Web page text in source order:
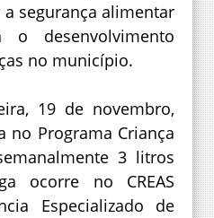
segurança alimentar
desenvolvimento
no município.
19 de novembro,
no Programa Criança
3 litros
ocorre no CREAS
Especializado de